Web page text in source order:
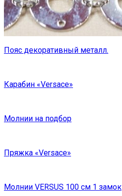
Пояс декоративный металл.
Карабин «Versace»
Молнии на подбор
Пряжка «Versace»
Молнии VERSUS 100 см 1 замок